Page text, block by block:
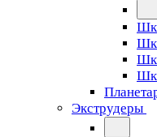
Экструдеры